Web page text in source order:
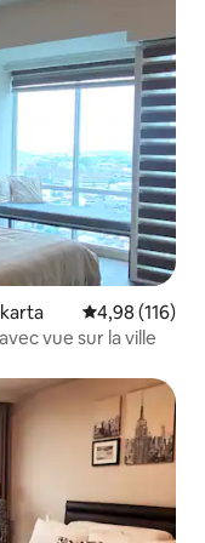
Évaluation
4,98 (116)
vue sur la ville